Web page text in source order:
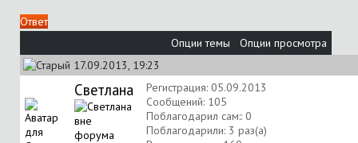
Ответ
Опции темы
Опции просмотра
17.09.2013, 19:23
Светлана
Регистрация: 05.09.2013
Сообщений: 105
Поблагодарил сам:: 0
Поблагодарили: 3 раз(а)